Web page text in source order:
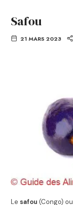
Safou
21 MARS 2023
Le safou (Congo) ou